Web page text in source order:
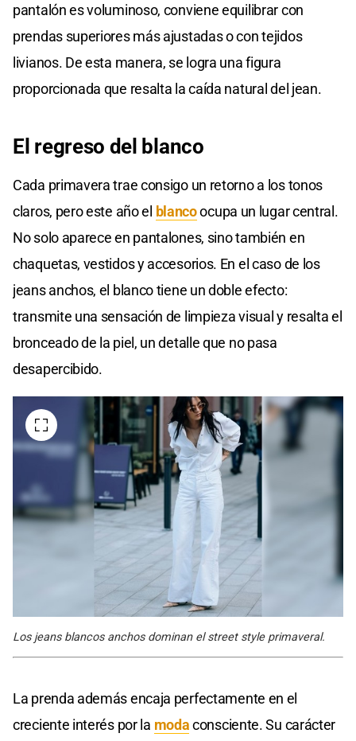
pantalón es voluminoso, conviene equilibrar con
prendas superiores más ajustadas o con tejidos
livianos. De esta manera, se logra una figura
proporcionada que resalta la caída natural del jean.
El regreso del blanco
Cada primavera trae consigo un retorno a los tonos
claros, pero este año el blancoocupa un lugar central.
No solo aparece en pantalones, sino también en
chaquetas, vestidos y accesorios. En el caso de los
jeans anchos, el blanco tiene un doble efecto:
transmite una sensación de limpieza visual y resalta el
bronceado de la piel, un detalle que no pasa
desapercibido.
Los jeans blancos anchos dominan el street style primaveral.
La prenda además encaja perfectamente en el
creciente interés por la modaconsciente. Su carácter